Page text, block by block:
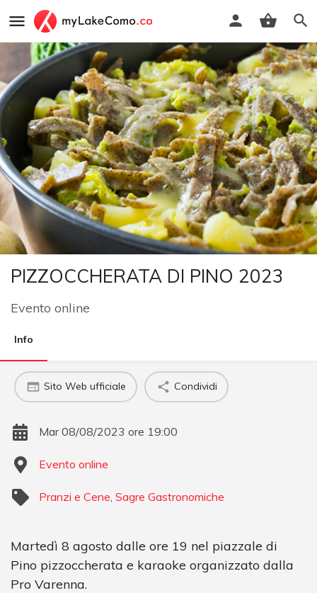
PIZZOCCHERATA DI PINO 2023
Evento online
Info
Sito Web ufficiale Condividi
Mar 08/08/2023 ore 19:00
Evento online
Pranzi e Cene Sagre Gastronomiche
Martedì 8 agosto dalle ore 19 nel piazzale di
Pino pizzoccherata e karaoke organizzato dalla
Pro Varenna.